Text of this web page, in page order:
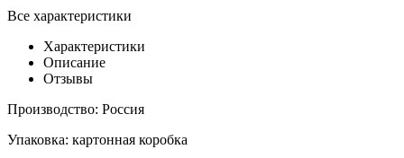
Все характеристики
Характеристики
Описание
Отзывы
Производство: Россия
Упаковка: картонная коробка